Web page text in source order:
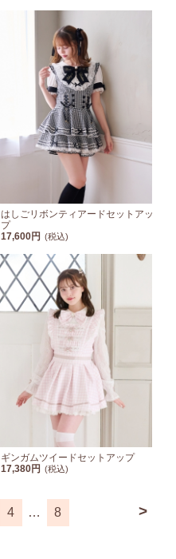
はしごリボンティアードセットアッ
プ
17,600円 (税込)
ギンガムツイードセットアップ
17,380円 (税込)
>
4 … 8